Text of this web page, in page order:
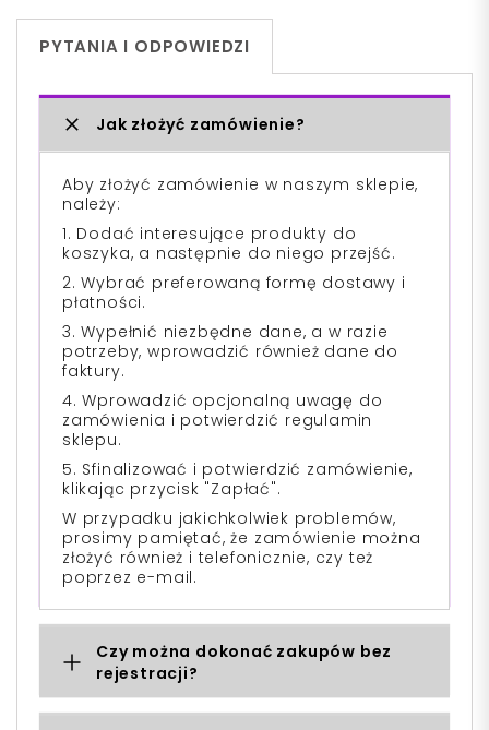
PYTANIA I ODPOWIEDZI
Jak złożyć zamówienie?
Aby złożyć zamówienie w naszym sklepie,
należy:
1. Dodać interesujące produkty do
koszyka, a następnie do niego przejść.
2. Wybrać preferowaną formę dostawy i
płatności.
3. Wypełnić niezbędne dane, a w razie
potrzeby, wprowadzić również dane do
faktury.
4. Wprowadzić opcjonalną uwagę do
zamówienia i potwierdzić regulamin
sklepu.
5. Sfinalizować i potwierdzić zamówienie,
klikając przycisk "Zapłać".
W przypadku jakichkolwiek problemów,
prosimy pamiętać, że zamówienie można
złożyć również i telefonicznie, czy też
poprzez e-mail.
Czy można dokonać zakupów bez
rejestracji?